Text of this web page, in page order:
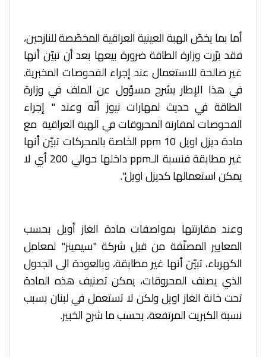
أما بما يخصّ الهبة العينية العراقية المخصّصة للنازحين،
فقد برّرت وزارة الطاقة ضرورة بيعها بعد أن تبيّن أنها
غير صالحة للاستعمال عند إجراء الفحوصات المخبرية.
في هذا الإطار يشرح مسؤول عن الملف في وزارة
الطاقة في حديث لمهارات نيوز أنّه وعند " إجراء
الفحوصات لمقارنة المحروقات في الهبة العراقية مع
مادة ديزل اويل 10 ppm الخاصة بالمحركات تبيّن أنها
غير مطابقة فنسبة الـppm داخلها حوالي 200 أي لا
يمكن استعمالها كديزل اويل".
وعند مقارنتها بمواصفات مادة الغاز أويل بحسب
المعايير المصنّفة من قبل شركة "سيمينز" لمعامل
الكهرباء، تبيّن أنها غير مطابقة، وبالعودة الى الجدول
الذي يصنف المحروقات، يمكن تصنيف هذه المادة
تحت خانة الغاز اويل ولكن لا تستعمل في لبنان بسبب
نسبة الكبريت المرتفعة، بحسب ما شرح الخبير.